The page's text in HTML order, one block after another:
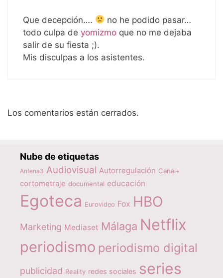
Que decepción….
no he podido pasar…
todo culpa de yomizmo que no me dejaba
salir de su fiesta ;).
Mis disculpas a los asistentes.
Los comentarios están cerrados.
Nube de etiquetas
Antena3 Audiovisual Autorregulación Canal+
cortometraje documental educación
Egoteca Eurovideo Fox HBO
Marketing Mediaset Málaga Netflix
periodismo periodismo digital
publicidad Reality redes sociales series